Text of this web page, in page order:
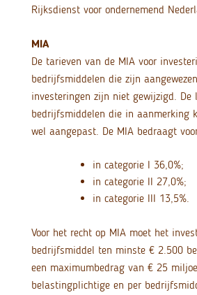
Rijksdienst voor ondernemend
MIA
De tarieven van de MIA voor
bedrijfsmiddelen die zijn
investeringen zijn niet gewijzigd.
bedrijfsmiddelen die in aanmerking
wel aangepast. De MIA bedraagt
in categorie I 36,0%;
in categorie II 27,0%;
in categorie III 13,5%.
Voor het recht op MIA moet het
bedrijfsmiddel ten minste € 2.500
een maximumbedrag van € 25
belastingplichtige en per